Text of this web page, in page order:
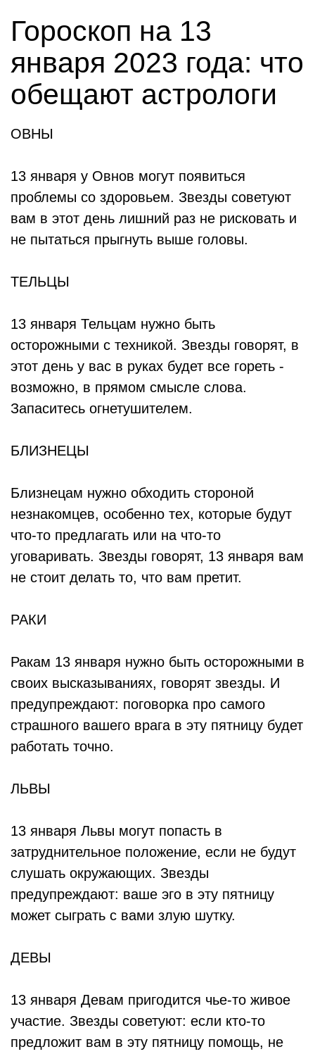
Гороскоп на 13
января 2023 года: что
обещают астрологи
ОВНЫ
13 января у Овнов могут появиться
проблемы со здоровьем. Звезды советуют
вам в этот день лишний раз не рисковать и
не пытаться прыгнуть выше головы.
ТЕЛЬЦЫ
13 января Тельцам нужно быть
осторожными с техникой. Звезды говорят, в
этот день у вас в руках будет все гореть -
возможно, в прямом смысле слова.
Запаситесь огнетушителем.
БЛИЗНЕЦЫ
Близнецам нужно обходить стороной
незнакомцев, особенно тех, которые будут
что-то предлагать или на что-то
уговаривать. Звезды говорят, 13 января вам
не стоит делать то, что вам претит.
РАКИ
Ракам 13 января нужно быть осторожными в
своих высказываниях, говорят звезды. И
предупреждают: поговорка про самого
страшного вашего врага в эту пятницу будет
работать точно.
ЛЬВЫ
13 января Львы могут попасть в
затруднительное положение, если не будут
слушать окружающих. Звезды
предупреждают: ваше эго в эту пятницу
может сыграть с вами злую шутку.
ДЕВЫ
13 января Девам пригодится чье-то живое
участие. Звезды советуют: если кто-то
предложит вам в эту пятницу помощь, не